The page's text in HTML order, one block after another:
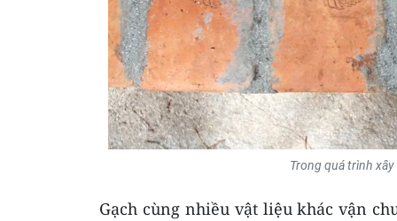
Trong quá trình
Gạch cùng nhiều vật liệu khác vận